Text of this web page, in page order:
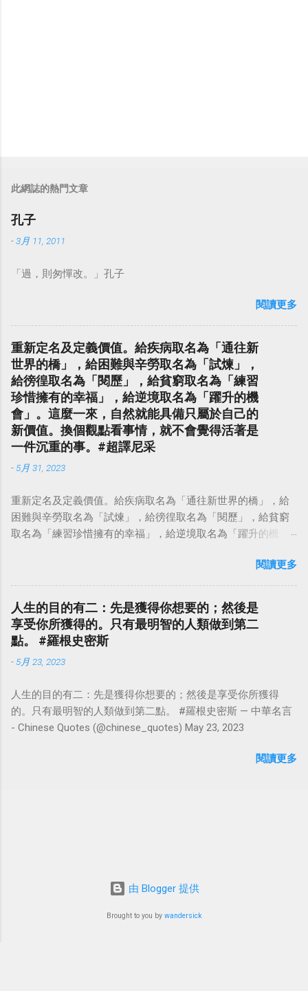
此網誌的熱門文章
孔子
-3月 11, 2011
「過，則匆憚改。」孔子
閱讀更多
重新定名及定義價值。給疾病取名為「通往新
世界的橋」，給困難與辛勞取名為「試煉」，
給徬徨取名為「閱歷」，給貧窮取名為「練習
珍惜擁有的幸福」，給逆境取名為「躍升的機
會」。這麼一來，自然就能具備只屬於自己的
新價值。換個觀點看事情，就不會覺得活著是
一件沉重的事。#超譯尼采
- 5月 31, 2023
重新定名及定義價值。給疾病取名為「通往新世界的橋」，給
困難與辛勞取名為「試煉」，給徬徨取名為「閱歷」，給貧窮
取名為「練習珍惜擁有的幸福」，給逆境取名為「躍升的機
點看事情，就不會覺得活著是一件沉重的事。#超譯尼采 — 中
華名言 - Chinese Quotes (@chinese_quotes) May 23, 2023
閱讀更多
人生的目的有二：先是獲得你想要的；然後是
享受你所獲得的。只有最明智的人類做到第二
點。 #羅根史密斯
- 5月 23, 2023
人生的目的有二：先是獲得你想要的；然後是享受你所獲得
的。只有最明智的人類做到第二點。 #羅根史密斯 — 中華名言
- Chinese Quotes (@chinese_quotes) May 23, 2023
閱讀更多
由 Blogger 提供
Brought to you by wandersick